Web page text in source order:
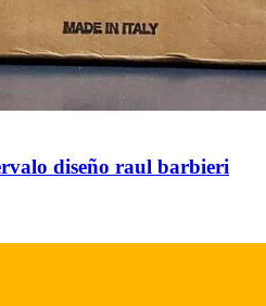
diseño raul barbieri